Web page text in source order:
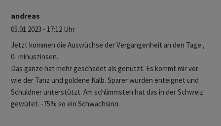
andreas
05.01.2023 - 17:12 Uhr
Jetzt kommen die Auswüchse der Vergangenheit an den Tage ,
0- minuszinsen.
Das ganze hat mehr geschadet als genützt. Es kommt mir vor
wie der Tanz und goldene Kalb. Sparer wurden enteignet und
Schuldner unterstützt. Am schlimmsten hat das in der Schweiz
gewütet. -75% so ein Schwachsinn.